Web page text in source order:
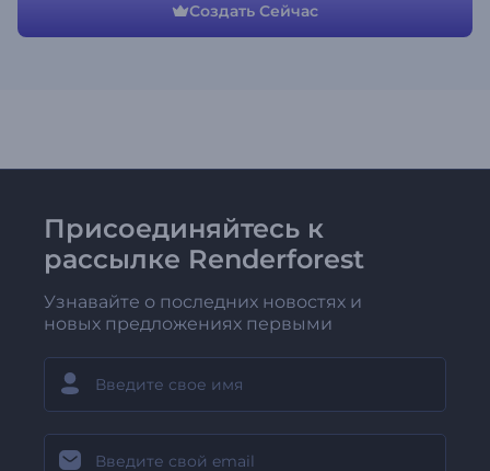
Создать Сейчас
Присоединяйтесь к
рассылке Renderforest
Узнавайте о последних новостях и
новых предложениях первыми